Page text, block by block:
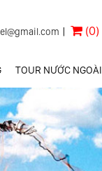
(0)
TOUR NƯỚC NGOÀI